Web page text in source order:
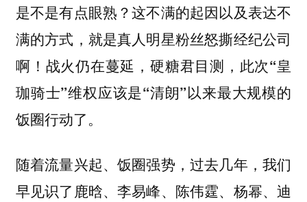
是不是有点眼熟？这不满的起因以及表达不
满的方式，就是真人明星粉丝怒撕经纪公司
啊！战火仍在蔓延，硬糖君目测， 此次“皇
珈骑士”维权应该是“清朗”以来最大规模的
饭圈行动了。
随着流量兴起、饭圈强势，过去几年，我们
早见识了鹿晗、李易峰、陈伟霆、杨幂、迪